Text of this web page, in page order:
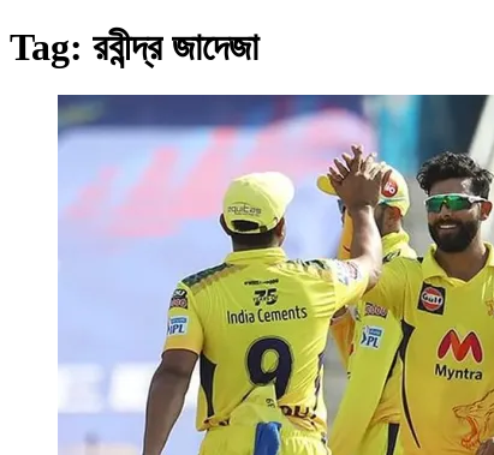
Tag: রবীন্দ্র জাদেজা